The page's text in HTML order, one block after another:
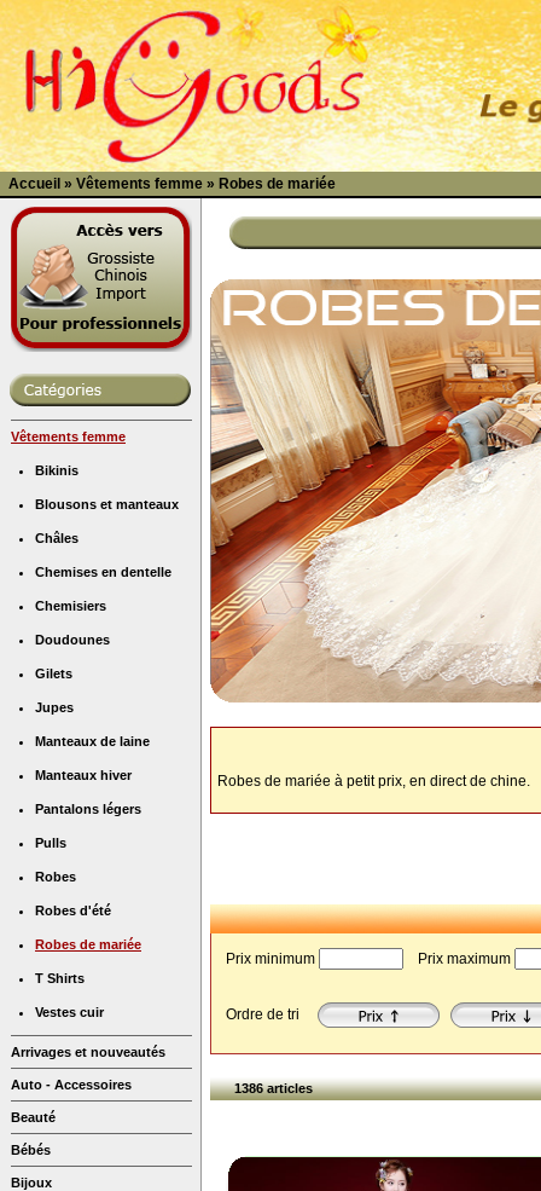
Accueil » Vêtements femme » Robes de mariée
Vêtements femme
Bikinis
Blousons et manteaux
Châles
Chemises en dentelle
Chemisiers
Doudounes
Gilets
Jupes
Manteaux de laine
Manteaux hiver
Pantalons légers
Pulls
Robes
Robes d'été
Robes de mariée
T Shirts
Vestes cuir
Arrivages et nouveautés
Auto - Accessoires
Beauté
Bébés
Bijoux
Robes de mariée à petit prix, en direct de chine.
Prix minimum  Prix maximum
Ordre de tri
1386 articles